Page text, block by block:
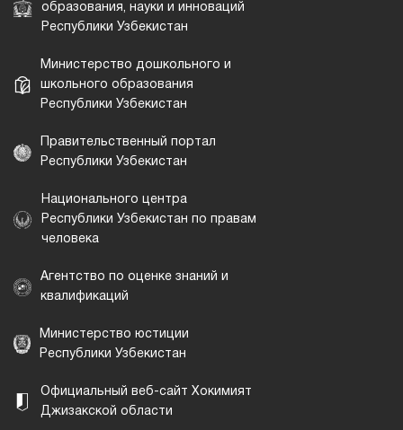
образования, науки и инноваций
Республики Узбекистан
Министерство дошкольного и
школьного образования
Республики Узбекистан
Правительственный портал
Республики Узбекистан
Национального центра
Республики Узбекистан по правам
человека
Агентство по оценке знаний и
квалификаций
Министерство юстиции
Республики Узбекистан
Официальный веб-сайт Хокимият
Джизакской области